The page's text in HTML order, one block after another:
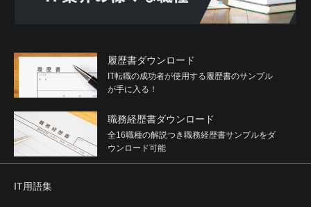
履歴書ダウンロード
IT転職の成功者が使用する履歴書のサンプル
が手に入る！
職務経歴書ダウンロード
全16職種の解説つき職務経歴書サンプルをダ
ウンロード可能
IT用語集